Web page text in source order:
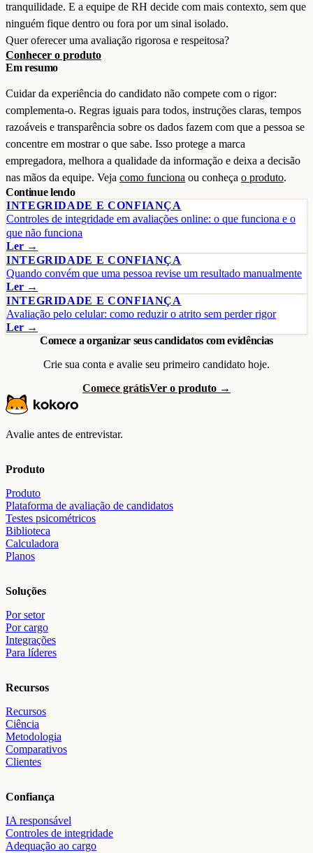
tranquilidade. E a equipe de RH decide com mais contexto, sem que
ninguém fique dentro ou fora por um sinal isolado.
Quer oferecer uma avaliação rigorosa e respeitosa?
Conhecer o produto
Em resumo
Cuidar da experiência do candidato não compete com o rigor:
complementa-o. Regras iguais para todos, instruções claras, tempos
razoáveis e transparência sobre os dados fazem com que a pessoa se
concentre em mostrar o que sabe. Isso protege a marca
empregadora, melhora a qualidade da informação e deixa a decisão
nas mãos da equipe. Veja como funciona ou conheça o produto.
Continue lendo
INTEGRIDADE E CONFIANÇA
Controles de integridade em avaliações online: o que funciona e o
que não funciona
Ler →
INTEGRIDADE E CONFIANÇA
Quando convém que uma pessoa revise um resultado manualmente
Ler →
INTEGRIDADE E CONFIANÇA
Avaliação pelo celular: como reduzir o atrito sem perder rigor
Ler →
Comece a organizar seus candidatos com evidências
Crie sua conta e avalie seu primeiro candidato hoje.
Comece grátisVer o produto →
Avalie antes de entrevistar.
Produto
Produto
Plataforma de avaliação de candidatos
Testes psicométricos
Biblioteca
Calculadora
Planos
Soluções
Por setor
Por cargo
Integrações
Para líderes
Recursos
Recursos
Ciência
Metodologia
Comparativos
Clientes
Confiança
IA responsável
Controles de integridade
Adequação ao cargo